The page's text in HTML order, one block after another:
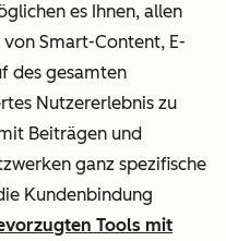
es Ihnen, allen
Smart-Content, E-
des gesamten
Nutzererlebnis zu
Beiträgen und
ganz spezifische
Kundenbindung
Tools mit